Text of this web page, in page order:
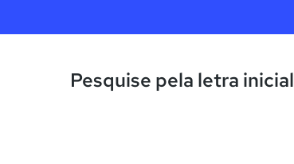
Pesquise pela letra inicial